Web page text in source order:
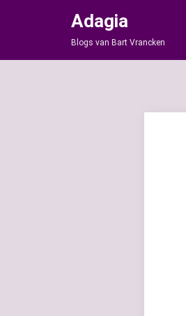
inhoud
Adagia
Blogs van Bart Vrancken